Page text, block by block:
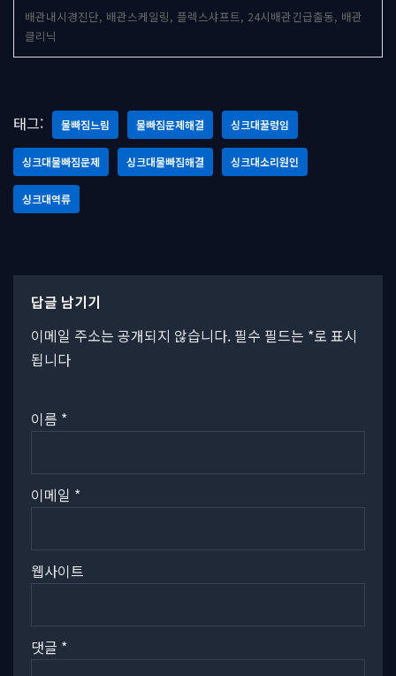
배관내시경진단, 배관스케일링, 플렉스샤프트, 24시배관긴급출동, 배관
클리닉
태그: 물빠짐느림 물빠짐문제해결 싱크대꿀렁임
싱크대물빠짐문제 싱크대물빠짐해결 싱크대소리원인
싱크대역류
답글 남기기
이메일 주소는 공개되지 않습니다. 필수 필드는 *로 표시
됩니다
이름 *
이메일 *
웹사이트
댓글 *